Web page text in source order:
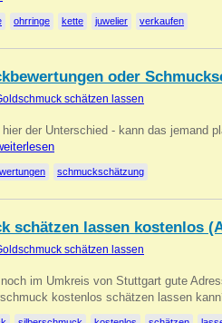
ohrringe kette juwelier verkaufen
oder
schätzen lassen
der Unterschied - kann das jemand
schmuckschätzung
schätzen lassen kostenlos
schätzen lassen
im Umkreis von Stuttgart gute
kostenlos schätzen lassen